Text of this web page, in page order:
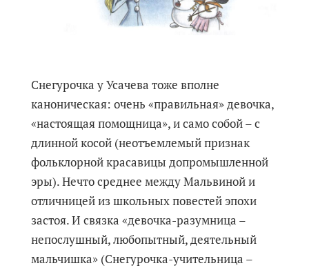
Снегурочка у Усачева тоже вполне
каноническая: очень «правильная» девочка,
«настоящая помощница», и само собой – с
длинной косой (неотъемлемый признак
фольклорной красавицы допромышленной
эры). Нечто среднее между Мальвиной и
отличницей из школьных повестей эпохи
застоя. И связка «девочка-разумница –
непослушный, любопытный, деятельный
мальчишка» (Снегурочка-учительница –